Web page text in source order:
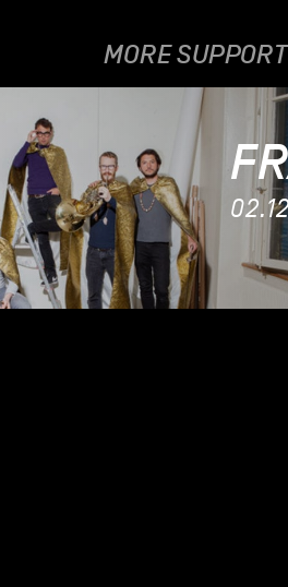
MORE